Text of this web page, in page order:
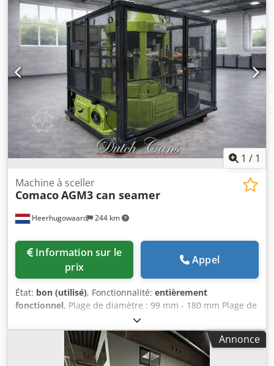
inoxydable
1 / 1
Heerhugowaard 244 km
Machine à sceller
ComacoAGM3 can seamer
prix
Appel
État: bon (utilisé), Fonctionnalité: entièrement
fonctionnel, Plage de diamètre : 99 mm - 180 mm Plage de
hauteur : 90 mm - 250 mm Têtes : 3 Capacité de
production : jusqu'à 90 boîtes par minute Djdpfx Apot Dhv
So Hokr Outillage pour environ : 153 mm
Annonce